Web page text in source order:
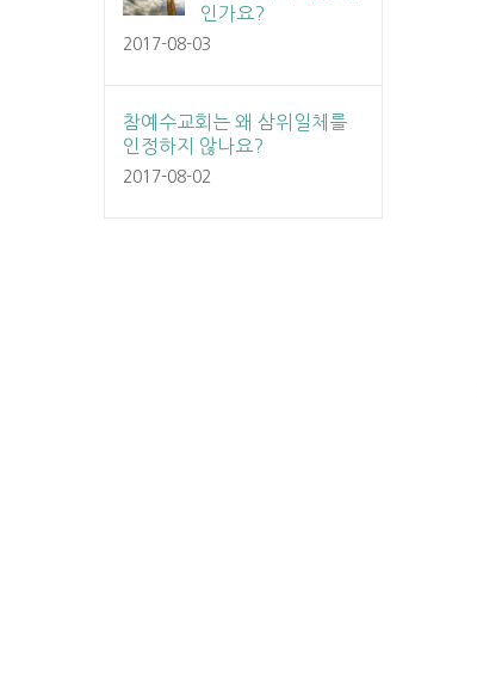
인가요?
2017-08-03
참예수교회는 왜 삼위일체를
인정하지 않나요?
2017-08-02